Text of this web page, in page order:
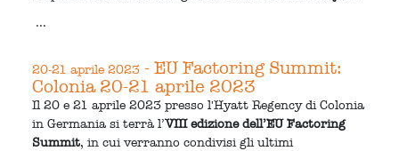
...
20-21 aprile 2023 - EU Factoring Summit:
Colonia 20-21 aprile 2023
Il 20 e 21 aprile 2023 presso l'Hyatt Regency di Colonia
in Germania si terrà l’VIII edizione dell’EU Factoring
Summit, in cui verranno condivisi gli ultimi